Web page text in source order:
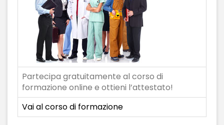
Partecipa gratuitamente al corso di
formazione online e ottieni l’attestato!
Vai al corso di formazione